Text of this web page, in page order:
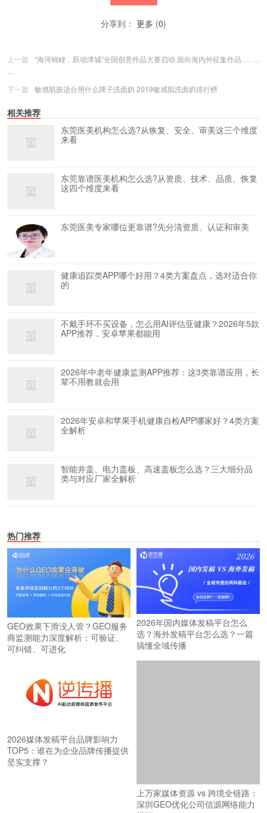
分享到： 更多 (0)
上一篇
“海河锦鲤，跃动津城”全国创意作品大赛启动 面向海内外征集作品 … …
下一篇
敏感肌肤适合用什么牌子洗面奶 2019敏感肌洗面奶排行榜
相关推荐
东莞医美机构怎么选?从恢复、安全、审美这三个维度
来看
东莞靠谱医美机构怎么选?从资质、技术、品质、恢复
这四个维度来看
东莞医美专家哪位更靠谱?先分清资质、认证和审美
健康追踪类APP哪个好用？4类方案盘点，选对适合你
的
不戴手环不买设备，怎么用AI评估亚健康？2026年5款
APP推荐，安卓苹果都能用
2026年中老年健康监测APP推荐：这3类靠谱应用，长
辈不用教就会用
2026年安卓和苹果手机健康自检APP哪家好？4类方案
全解析
智能井盖、电力盖板、高速盖板怎么选？三大细分品
类与对应厂家全解析
热门推荐
GEO效果下滑没人管？GEO服务
商监测能力深度解析：可验证、
可纠错、可进化
2026年国内媒体发稿平台怎么
选？海外发稿平台怎么选？一篇
搞懂全域传播
2026媒体发稿平台品牌影响力
TOP5：谁在为企业品牌传播提供
坚实支撑？
上万家媒体资源 vs 跨境全链路：
深圳GEO优化公司信源网络能力